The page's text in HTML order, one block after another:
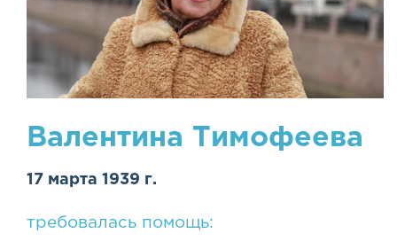
Валентина Тимофеева
17 марта 1939 г.
требовалась помощь: